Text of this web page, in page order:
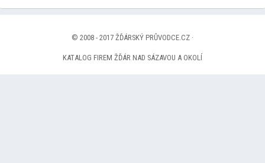
© 2008 - 2017 ŽĎÁRSKÝ PRŮVODCE.CZ ·
KATALOG FIREM ŽĎÁR NAD SÁZAVOU A OKOLÍ